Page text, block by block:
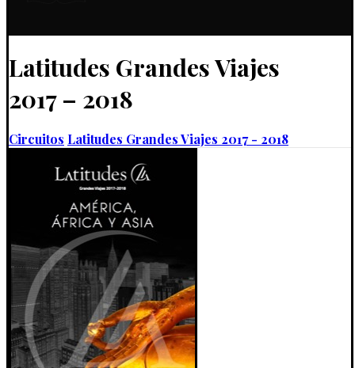
Latitudes Grandes Viajes
2017 – 2018
Circuitos Latitudes Grandes Viajes 2017 - 2018